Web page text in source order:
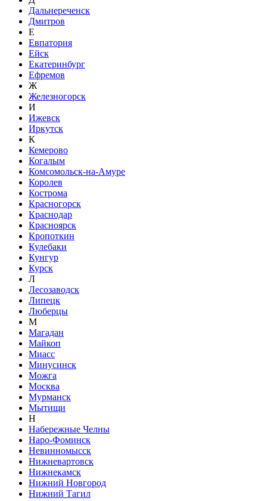
Дальнереченск
Дмитров
Е
Евпатория
Ейск
Екатеринбург
Ефремов
Ж
Железногорск
И
Ижевск
Иркутск
К
Кемерово
Когалым
Комсомольск-на-Амуре
Королев
Кострома
Красногорск
Краснодар
Красноярск
Кропоткин
Кулебаки
Кунгур
Курск
Л
Лесозаводск
Липецк
Люберцы
М
Магадан
Майкоп
Миасс
Минусинск
Можга
Москва
Мурманск
Мытищи
Н
Набережные Челны
Наро-Фоминск
Невинномысск
Нижневартовск
Нижнекамск
Нижний Новгород
Нижний Тагил